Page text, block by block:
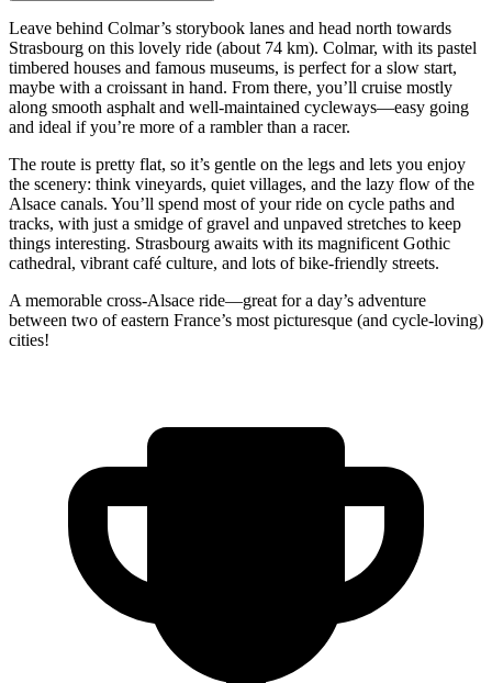
Leave behind Colmar’s storybook lanes and head north towards
Strasbourg on this lovely ride (about 74 km). Colmar, with its pastel
timbered houses and famous museums, is perfect for a slow start,
maybe with a croissant in hand. From there, you’ll cruise mostly
along smooth asphalt and well-maintained cycleways—easy going
and ideal if you’re more of a rambler than a racer.
The route is pretty flat, so it’s gentle on the legs and lets you enjoy
the scenery: think vineyards, quiet villages, and the lazy flow of the
Alsace canals. You’ll spend most of your ride on cycle paths and
tracks, with just a smidge of gravel and unpaved stretches to keep
things interesting. Strasbourg awaits with its magnificent Gothic
cathedral, vibrant café culture, and lots of bike-friendly streets.
A memorable cross-Alsace ride—great for a day’s adventure
between two of eastern France’s most picturesque (and cycle-loving)
cities!